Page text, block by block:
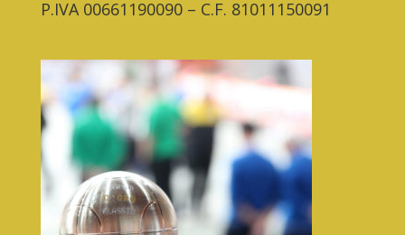
P.IVA 00661190090 – C.F. 81011150091